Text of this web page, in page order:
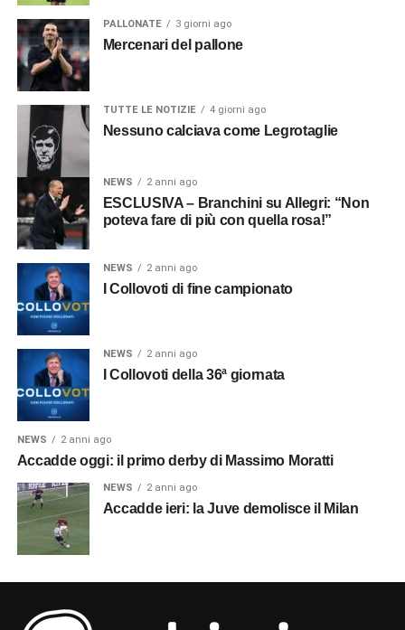
PALLONATE 3 giorni ago
Mercenari del pallone
TUTTE LE NOTIZIE 4 giorni ago
Nessuno calciava come Legrotaglie
NEWS 2 anni ago
ESCLUSIVA – Branchini su Allegri: “Non
poteva fare di più con quella rosa!”
NEWS 2 anni ago
I Collovoti di fine campionato
NEWS 2 anni ago
I Collovoti della 36ª giornata
NEWS 2 anni ago
Accadde oggi: il primo derby di Massimo Moratti
NEWS 2 anni ago
Accadde ieri: la Juve demolisce il Milan